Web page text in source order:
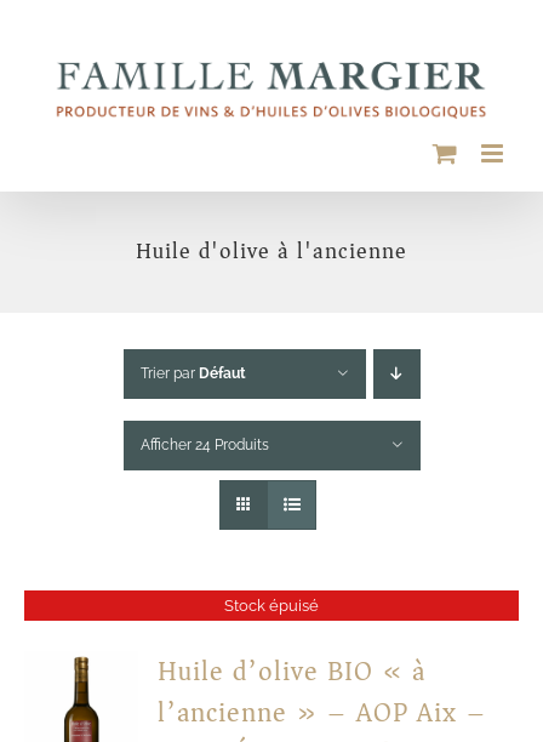
contenu
Huile d'olive à l'ancienne
Trier par Défaut
Afficher 24 Produits
Stock épuisé
Huile d’olive BIO « à
l’ancienne » – AOP Aix –